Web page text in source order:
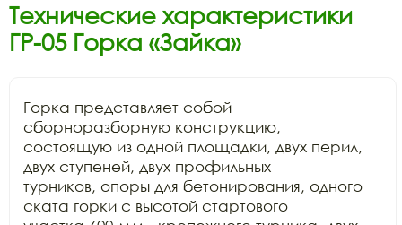
Технические характеристики
ГР-05 Горка «Зайка»
Горка представляет собой
сборноразборную конструкцию,
состоящую из одной площадки, двух перил,
двух ступеней, двух профильных
турников, опоры для бетонирования, одного
ската горки с высотой стартового